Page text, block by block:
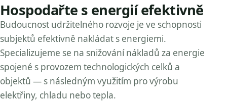
Hospodařte s energií efektivně
Budoucnost udržitelného rozvoje je ve schopnosti
subjektů efektivně nakládat s energiemi.
Specializujeme se na snižování nákladů za energie
spojené s provozem technologických celků a
objektů — s následným využitím pro výrobu
elektřiny, chladu nebo tepla.